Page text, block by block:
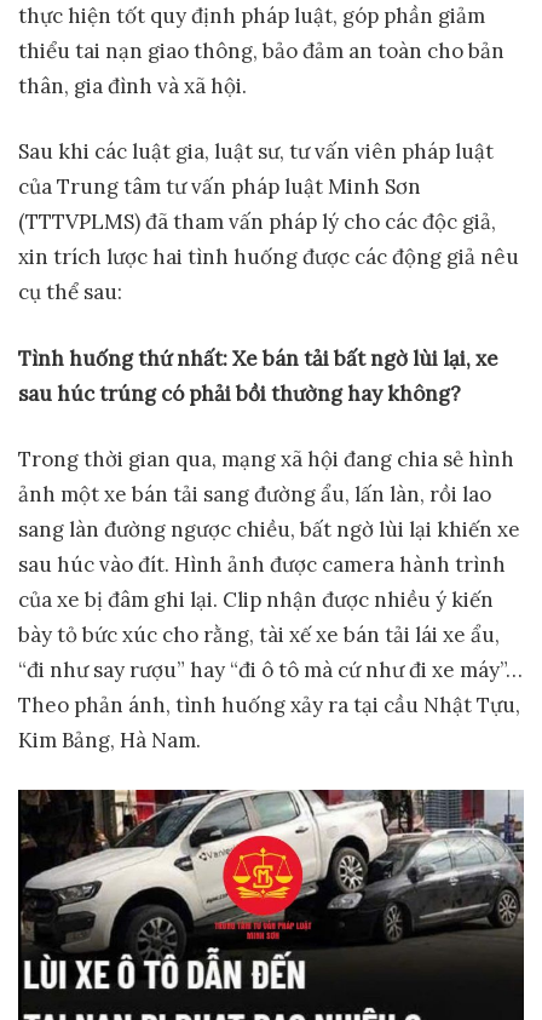
thực hiện tốt quy định pháp luật, góp phần giảm
thiểu tai nạn giao thông, bảo đảm an toàn cho bản
thân, gia đình và xã hội.
Sau khi các luật gia, luật sư, tư vấn viên pháp luật
của Trung tâm tư vấn pháp luật Minh Sơn
(TTTVPLMS) đã tham vấn pháp lý cho các độc giả,
xin trích lược hai tình huống được các động giả nêu
cụ thể sau:
Tìnhhuống thứ nhất: Xe bán tải bất ngờ lùi lại, xe
sau húc trúng có phải bồi thườnghay không?
Trong thời gian qua, mạng xã hội đang chia sẻ hình
ảnh một xe bán tải sang đường ẩu, lấn làn, rồi lao
sang làn đường ngược chiều, bất ngờ lùi lại khiến xe
sau húc vào đít. Hình ảnh được camera hành trình
của xe bị đâm ghi lại. Clip nhận được nhiều ý kiến
bày tỏ bức xúc cho rằng, tài xế xe bán tải lái xe ẩu,
“đi như say rượu” hay “đi ô tô mà cứ như đi xe máy”…
Theo phản ánh, tình huống xảy ra tại cầu Nhật Tựu,
Kim Bảng, Hà Nam.